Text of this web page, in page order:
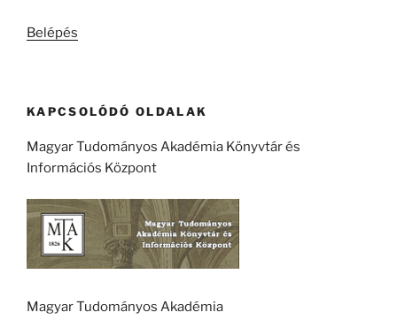
Belépés
KAPCSOLÓDÓ OLDALAK
Magyar Tudományos Akadémia Könyvtár és
Információs Központ
Magyar Tudományos Akadémia